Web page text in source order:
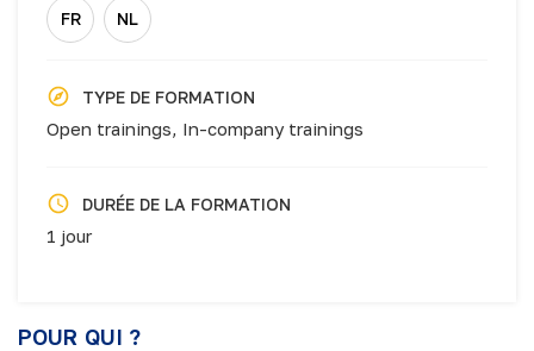
POUR QUI ?
FR NL
TYPE DE FORMATION
Open trainings, In-company trainings
DURÉE DE LA FORMATION
1 jour